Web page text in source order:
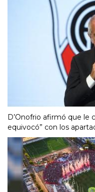
D’Onofrio afirmó que le
equivocó” con los